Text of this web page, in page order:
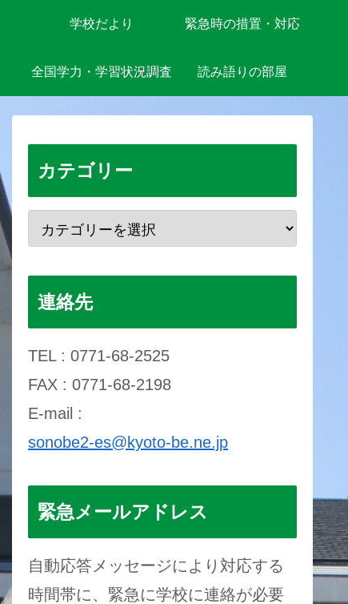
学校だより 緊急時の措置・対応
全国学力・学習状況調査 読み語りの部屋
カテゴリー
連絡先
TEL : 0771-68-2525
FAX : 0771-68-2198
E-mail :
sonobe2-es@kyoto-be.ne.jp
緊急メールアドレス
自動応答メッセージにより対応する
時間帯に、緊急に学校に連絡が必要